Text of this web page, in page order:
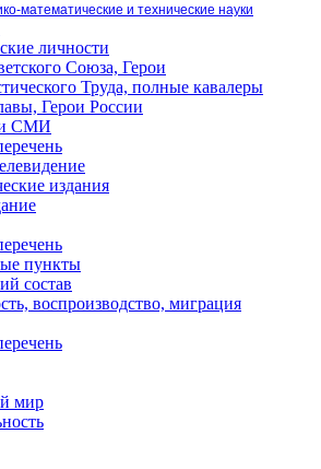
математические и технические науки
личности
Союза, Герои
Труда, полные кавалеры
Герои России
и СМИ
издания
пункты
состав
воспроизводство, миграция
мир